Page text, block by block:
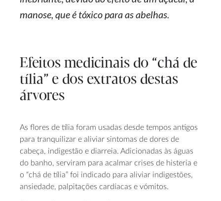
manose, que é tóxico para as abelhas.
Efeitos medicinais do “chá de
tília” e dos extratos destas
árvores
As flores de tília foram usadas desde tempos antigos
para tranquilizar e aliviar sintomas de dores de
cabeça, indigestão e diarreia. Adicionadas às águas
do banho, serviram para acalmar crises de histeria e
o “chá de tília” foi indicado para aliviar indigestões,
ansiedade, palpitações cardíacas e vómitos.